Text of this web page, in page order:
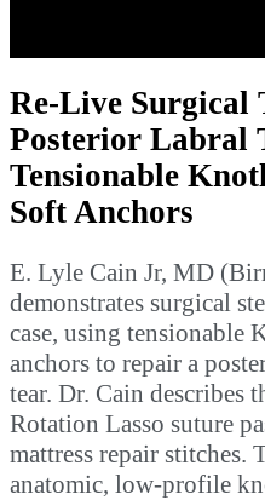
Re-Live Surgical
Posterior Labral
Tensionable
Soft Anchors
E. Lyle Cain Jr, MD
demonstrates surgical
case, using tensionable
anchors to repair a
tear. Dr. Cain describes
Rotation Lasso suture
mattress repair stitches.
anatomic, low-profile